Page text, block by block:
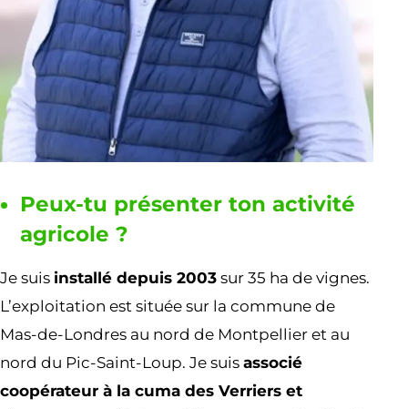
Peux-tu présenter ton activité
agricole ?
Je suis installé depuis 2003 sur 35 ha de vignes.
L’exploitation est située sur la commune de
Mas-de-Londres au nord de Montpellier et au
nord du Pic-Saint-Loup. Je suis associé
coopérateur à la cuma des Verriers et